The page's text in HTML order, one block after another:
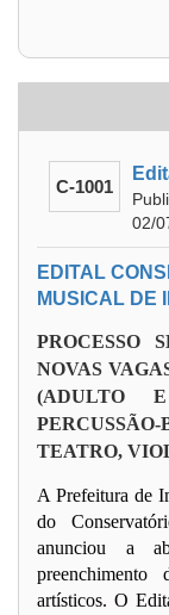
C-1001
02/
EDITAL
MUSICAL DE
PROCESSO
NOVAS
(ADULTO
TEATRO,
A Prefeitura de
do
anunciou a
artísticos. O